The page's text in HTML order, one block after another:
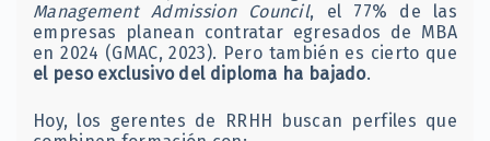
Management Admission Council, el 77% de las
empresas planean contratar egresados de MBA
en 2024 (GMAC, 2023). Pero también es cierto que
el peso exclusivo del diploma ha bajado.
Hoy, los gerentes de RRHH buscan perfiles que